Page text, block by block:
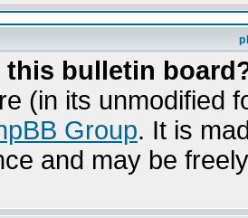
this bulletin
(in its unmodified
Group. It is
and may be